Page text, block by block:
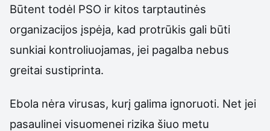
Būtent todėl PSO ir kitos tarptautinės
organizacijos įspėja, kad protrūkis gali būti
sunkiai kontroliuojamas, jei pagalba nebus
greitai sustiprinta.
Ebola nėra virusas, kurį galima ignoruoti. Net jei
pasaulinei visuomenei rizika šiuo metu